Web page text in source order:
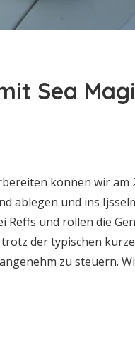
Sea
können wir am
ablegen und ins
Reffs und rollen die
der typischen
zu steuern.